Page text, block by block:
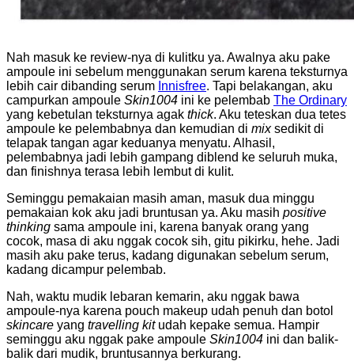
Nah masuk ke review-nya di kulitku ya. Awalnya aku pake
ampoule ini sebelum menggunakan serum karena teksturnya
lebih cair dibanding serum Innisfree. Tapi belakangan, aku
campurkan ampoule Skin1004 ini ke pelembab The Ordinary
yang kebetulan teksturnya agak thick. Aku teteskan dua tetes
ampoule ke pelembabnya dan kemudian di mixsedikit di
telapak tangan agar keduanya menyatu. Alhasil,
pelembabnya jadi lebih gampang diblend ke seluruh muka,
dan finishnya terasa lebih lembut di kulit.
Seminggu pemakaian masih aman, masuk dua minggu
pemakaian kok aku jadi bruntusan ya. Aku masih positive
thinking sama ampoule ini, karena banyak orang yang
cocok, masa di aku nggak cocok sih, gitu pikirku, hehe. Jadi
masih aku pake terus, kadang digunakan sebelum serum,
kadang dicampur pelembab.
Nah, waktu mudik lebaran kemarin, aku nggak bawa
ampoule-nya karena pouch makeup udah penuh dan botol
skincare yang travelling kitudah kepake semua. Hampir
seminggu aku nggak pake ampoule Skin1004 ini dan balik-
balik dari mudik, bruntusannya berkurang.